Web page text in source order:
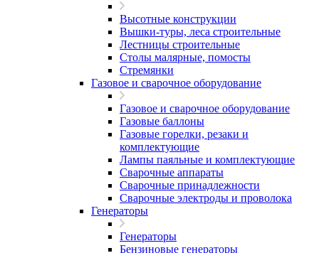
Высотные конструкции
Вышки-туры, леса строительные
Лестницы строительные
Столы малярные, помосты
Стремянки
Газовое и сварочное оборудование
Газовое и сварочное оборудование
Газовые баллоны
Газовые горелки, резаки и
комплектующие
Лампы паяльные и комплектующие
Сварочные аппараты
Сварочные принадлежности
Сварочные электроды и проволока
Генераторы
Генераторы
Бензиновые генераторы